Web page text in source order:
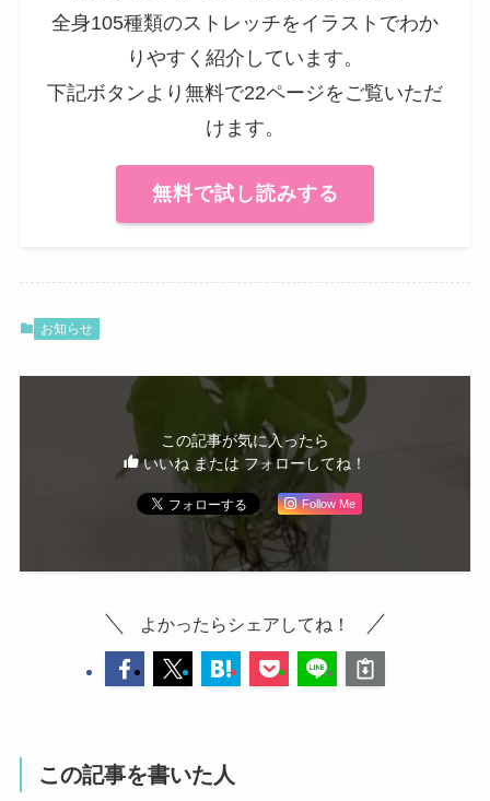
全身105種類のストレッチをイラストでわか
りやすく紹介しています。
下記ボタンより無料で22ページをご覧いただ
けます。
無料で試し読みする
お知らせ
この記事が気に入ったら
いいね または フォローしてね！
Follow Me
よかったらシェアしてね！
この記事を書いた人